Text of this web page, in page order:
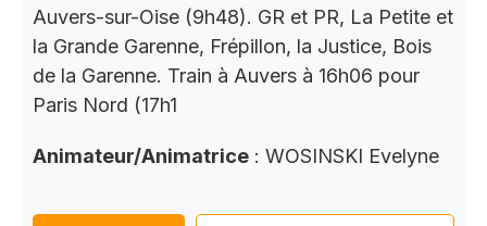
Auvers-sur-Oise (9h48). GR et PR, La Petite et
la Grande Garenne, Frépillon, la Justice, Bois
de la Garenne. Train à Auvers à 16h06 pour
Paris Nord (17h1
Animateur/Animatrice : WOSINSKI Evelyne